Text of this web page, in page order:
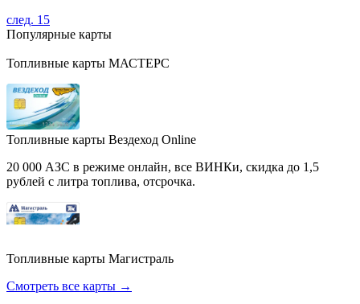
след. 15
Популярные карты
Топливные карты МАСТЕРС
Топливные карты Вездеход Online
20 000 АЗС в режиме онлайн, все ВИНКи, скидка до 1,5
рублей с литра топлива, отсрочка.
Топливные карты Магистраль
Смотреть все карты →